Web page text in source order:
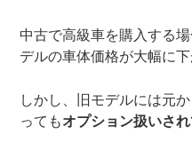
中古で高級車を購入する
デルの車体価格が大幅に下
しかし、旧モデルには元
ってもオプション扱いさ